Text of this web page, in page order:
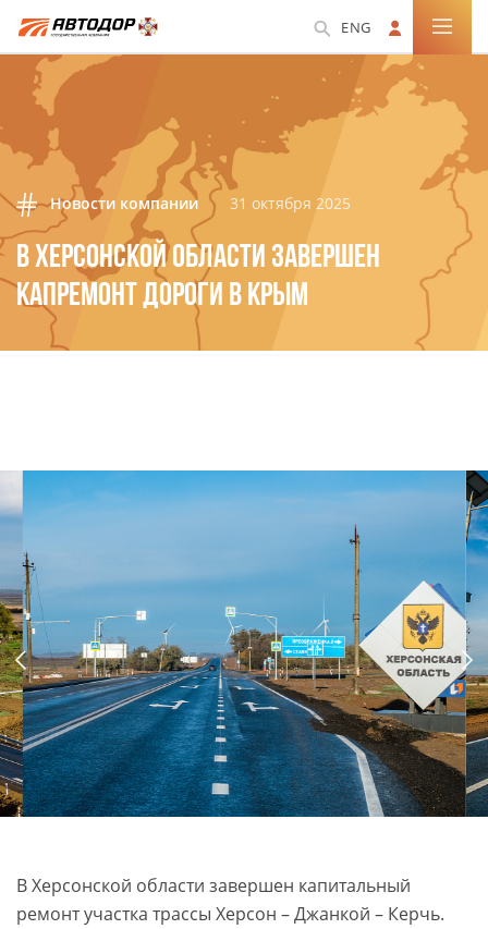
ENG
Новости компании 31 октября 2025
В ХЕРСОНСКОЙ ОБЛАСТИ ЗАВЕРШЕН
КАПРЕМОНТ ДОРОГИ В КРЫМ
В Херсонской области завершен капитальный
ремонт участка трассы Херсон – Джанкой – Керчь.